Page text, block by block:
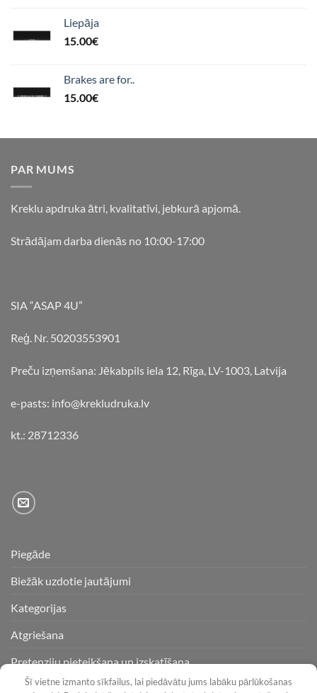
Liepāja
15.00€
Brakes are for..
15.00€
PAR MUMS
Kreklu apdruka ātri, kvalitatīvi, jebkurā apjomā.
Strādājam darba dienās no 10:00-17:00
SIA “ASAP 4U”
Reģ. Nr. 50203553901
Preču izņemšana: Jēkabpils iela 12, Rīga, LV-1003, Latvija
e-pasts: info@krekludruka.lv
kt.: 28712336
Piegāde
Biežāk uzdotie jautājumi
Kategorijas
Atgriešana
Pretenziju pieteikšana un izskatīšana
Šī vietne izmanto sīkfailus, lai piedāvātu jums labāku pārlūkošanas